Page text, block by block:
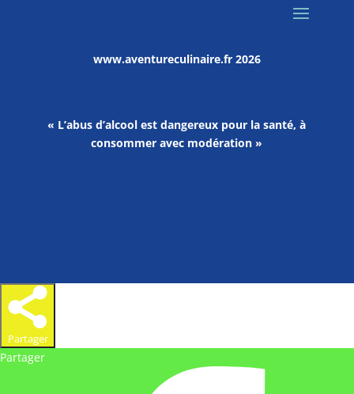
www.aventureculinaire.fr2026
« L’abus d’alcool est dangereux pour la santé, à
consommer avec modération »
Partager
Partager